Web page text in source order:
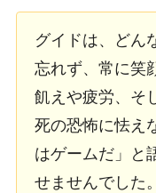
グイドは、どん
忘れず、常に笑
飢えや疲労、そ
死の恐怖に怯え
はゲームだ」と
せませんでした